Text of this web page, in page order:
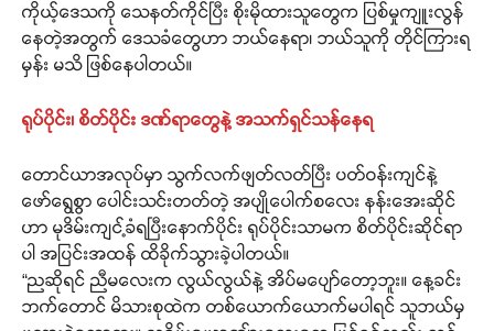
ကိုယ့်ဒေသကို သေနတ်ကိုင်ပြီး စိုးမိုထားသူတွေက ပြစ်မှုကျူးလွန်
နေတဲ့အတွက် ဒေသခံတွေဟာ ဘယ်နေရာ၊ ဘယ်သူကို တိုင်ကြားရ
မှန်း မသိ ဖြစ်နေပါတယ်။
ရုပ်ပိုင်း၊ စိတ်ပိုင်း ဒဏ်ရာတွေနဲ့ အသက်ရှင်သန်နေရ
တောင်ယာအလုပ်မှာ သွက်လက်ဖျတ်လတ်ပြီး ပတ်ဝန်းကျင်နဲ့
ဖော်ရွေစွာ ပေါင်းသင်းတတ်တဲ့ အပျိုပေါက်စလေး နန်းအေးဆိုင်
ဟာ မုဒိမ်းကျင့်ခံရပြီးနောက်ပိုင်း ရုပ်ပိုင်းသာမက စိတ်ပိုင်းဆိုင်ရာ
ပါ အပြင်းအထန် ထိခိုက်သွားခဲ့ပါတယ်။
“ညဆိုရင် ညီမလေးက လွယ်လွယ်နဲ့ အိပ်မပျော်တော့ဘူး။ နေ့ခင်း
ဘက်တောင် မိသားစုထဲက တစ်ယောက်ယောက်မပါရင် သူဘယ်မှ